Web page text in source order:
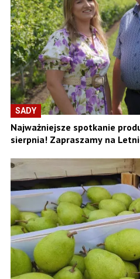
SADY
Najważniejsze spotkanie
sierpnia! Zapraszamy na